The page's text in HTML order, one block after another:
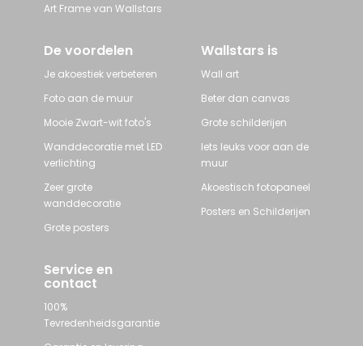
Art Frame van Wallstars
De voordelen
Je akoestiek verbeteren
Foto aan de muur
Mooie Zwart-wit foto's
Wanddecoratie met LED
verlichting
Zeer grote
wanddecoratie
Grote posters
Wallstars is
Wall art
Beter dan canvas
Grote schilderijen
Iets leuks voor aan de
muur
Akoestisch fotopaneel
Posters en Schilderijen
Service en
contact
100%
Tevredenheidsgarantie